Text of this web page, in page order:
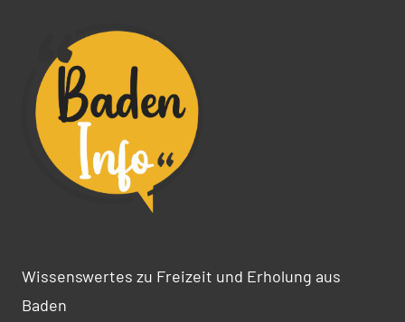
Wissenswertes zu Freizeit und Erholung aus
Baden